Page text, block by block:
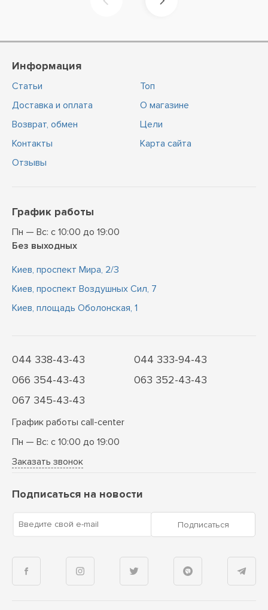
Информация
Статьи
Доставка и оплата
Возврат, обмен
Контакты
Отзывы
Топ
О магазине
Цели
Карта сайта
График работы
Пн — Вс: с 10:00 до 19:00
Без выходных
Киев, проспект Мира, 2/3
Киев, проспект Воздушных Сил, 7
Киев, площадь Оболонская, 1
044 338-43-43
044 333-94-43
066 354-43-43
063 352-43-43
067 345-43-43
График работы call-center
Пн — Вс: с 10:00 до 19:00
Заказать звонок
Подписаться на новости
Введите свой e-mail Подписаться